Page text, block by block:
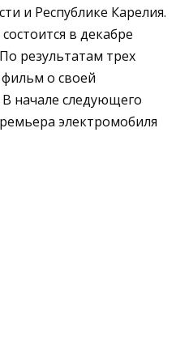
и Республике Карелия.
в декабре
результатам трех
о своей
начале следующего
электромобиля